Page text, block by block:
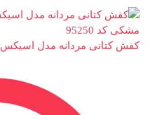
کفش کتانی مردانه مدل اسیکس ASICS رنگ مشکی کد 95250